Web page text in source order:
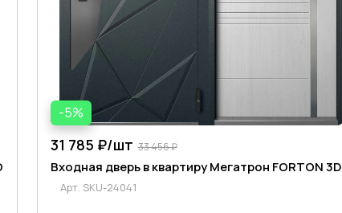
-5%
31 785 ₽/шт 33 456 ₽
Входная дверь в квартиру Мегатрон FORTON 3D
Арт. SKU-24041